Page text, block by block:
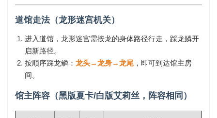
道馆走法（龙形迷宫机关）
进入道馆，龙形迷宫需按龙的身体路径行走，踩龙鳞开
启新路径。
按顺序踩龙鳞： 龙头→龙身→龙尾 ，即可到达馆主房
间。
馆主阵容（黑版夏卡/白版艾莉丝，阵容相同）